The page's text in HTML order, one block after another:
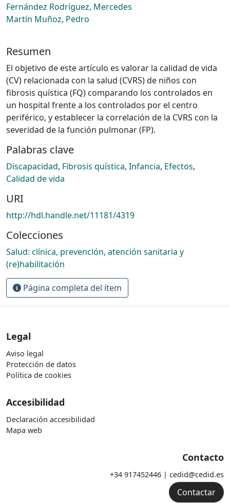
Fernández Rodríguez, Mercedes
Martín Muñoz, Pedro
Resumen
El objetivo de este artículo es valorar la calidad de vida
(CV) relacionada con la salud (CVRS) de niños con
fibrosis quística (FQ) comparando los controlados en
un hospital frente a los controlados por el centro
periférico, y establecer la correlación de la CVRS con la
severidad de la función pulmonar (FP).
Palabras clave
Discapacidad, Fibrosis quística, Infancia, Efectos,
Calidad de vida
URI
http://hdl.handle.net/11181/4319
Colecciones
Salud: clínica, prevención, atención sanitaria y
(re)habilitación
Página completa del ítem
Legal
Aviso legal
Protección de datos
Política de cookies
Accesibilidad
Declaración accesibilidad
Mapa web
Contacto
+34 917452446 | cedid@cedid.es
Contactar